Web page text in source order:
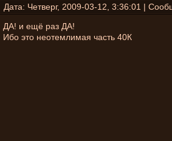
Дата: Четверг, 2009-03-12, 3:36:01 |
ДА! и ещё раз ДА!
Ибо это неотемлимая часть 40К